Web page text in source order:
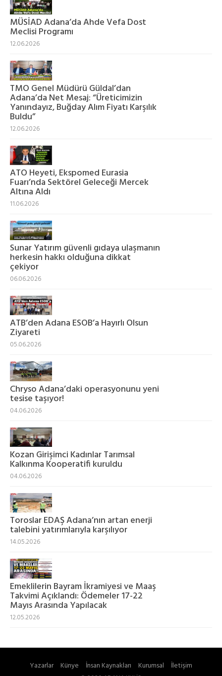
MÜSİAD Adana’da Ahde Vefa Dost
Meclisi Programı
12.06.2026
TMO Genel Müdürü Güldal’dan
Adana’da Net Mesaj: “Üreticimizin
Yanındayız, Buğday Alım Fiyatı Karşılık
Buldu”
12.06.2026
ATO Heyeti, Ekspomed Eurasia
Fuarı’nda Sektörel Geleceği Mercek
Altına Aldı
11.06.2026
Sunar Yatırım güvenli gıdaya ulaşmanın
herkesin hakkı olduğuna dikkat
çekiyor
06.06.2026
ATB’den Adana ESOB’a Hayırlı Olsun
Ziyareti
05.06.2026
Chryso Adana’daki operasyonunu yeni
tesise taşıyor!
04.06.2026
Kozan Girişimci Kadınlar Tarımsal
Kalkınma Kooperatifi kuruldu
04.06.2026
Toroslar EDAŞ Adana’nın artan enerji
talebini yatırımlarıyla karşılıyor
14.05.2026
Emeklilerin Bayram İkramiyesi ve Maaş
Takvimi Açıklandı: Ödemeler 17-22
Mayıs Arasında Yapılacak
12.05.2026
Yazarlar Künye İnsan Kaynakları Kurumsal İletişim